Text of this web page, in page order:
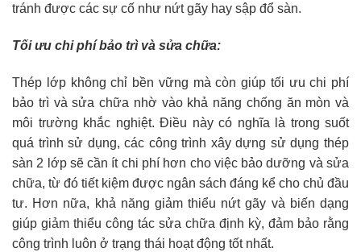
tránh được các sự cố như nứt gãy hay sập đổ sàn.
Tối ưu chi phí bảo trì và sửa chữa:
Thép lớp không chỉ bền vững mà còn giúp tối ưu chi phí
bảo trì và sửa chữa nhờ vào khả năng chống ăn mòn và
môi trường khắc nghiệt. Điều này có nghĩa là trong suốt
quá trình sử dụng, các công trình xây dựng sử dụng thép
sàn 2 lớp sẽ cần ít chi phí hơn cho việc bảo dưỡng và sửa
chữa, từ đó tiết kiệm được ngân sách đáng kể cho chủ đầu
tư. Hơn nữa, khả năng giảm thiểu nứt gãy và biến dạng
giúp giảm thiểu công tác sửa chữa định kỳ, đảm bảo rằng
công trình luôn ở trạng thái hoạt động tốt nhất.